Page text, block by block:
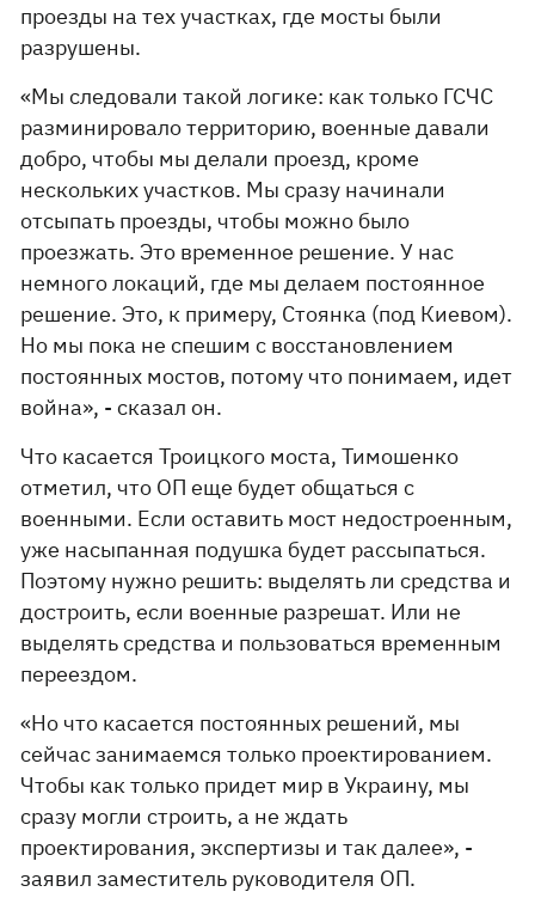
проезды на тех участках, где мосты были
разрушены.
«Мы следовали такой логике: как только ГСЧС
разминировало территорию, военные давали
добро, чтобы мы делали проезд, кроме
нескольких участков. Мы сразу начинали
отсыпать проезды, чтобы можно было
проезжать. Это временное решение. У нас
немного локаций, где мы делаем постоянное
решение. Это, к примеру, Стоянка (под Киевом).
Но мы пока не спешим с восстановлением
постоянных мостов, потому что понимаем, идет
война», - сказал он.
Что касается Троицкого моста, Тимошенко
отметил, что ОП еще будет общаться с
военными. Если оставить мост недостроенным,
уже насыпанная подушка будет рассыпаться.
Поэтому нужно решить: выделять ли средства и
достроить, если военные разрешат. Или не
выделять средства и пользоваться временным
переездом.
«Но что касается постоянных решений, мы
сейчас занимаемся только проектированием.
Чтобы как только придет мир в Украину, мы
сразу могли строить, а не ждать
проектирования, экспертизы и так далее», -
заявил заместитель руководителя ОП.